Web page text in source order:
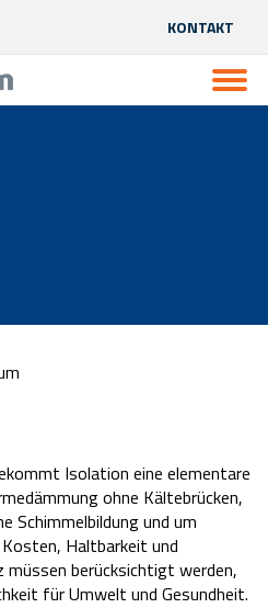
KONTAKT
Isolation eine elementare
ohne Kältebrücken,
Schimmelbildung und um
Haltbarkeit und
berücksichtigt werden,
für Umwelt und Gesundheit.